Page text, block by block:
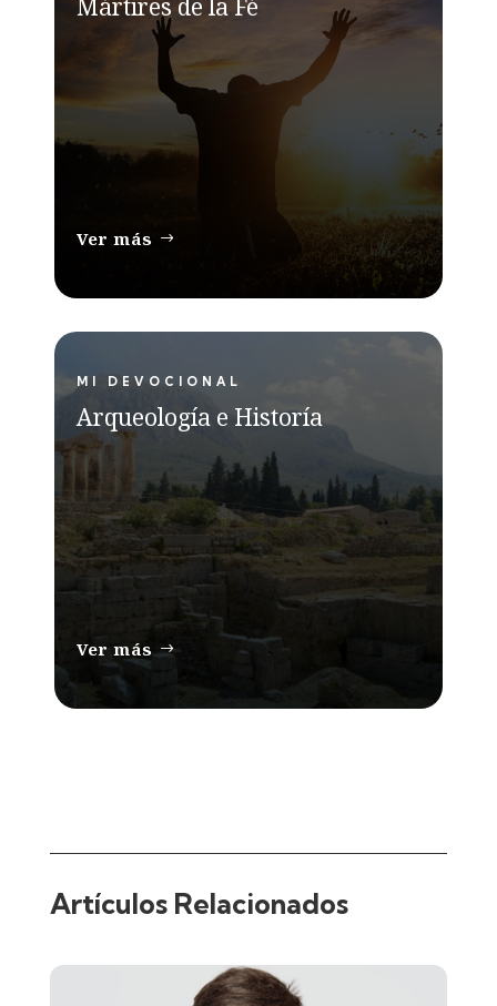
Mártires de la Fé
Ver más
MI DEVOCIONAL
Arqueología e Historía
Ver más
Artículos Relacionados